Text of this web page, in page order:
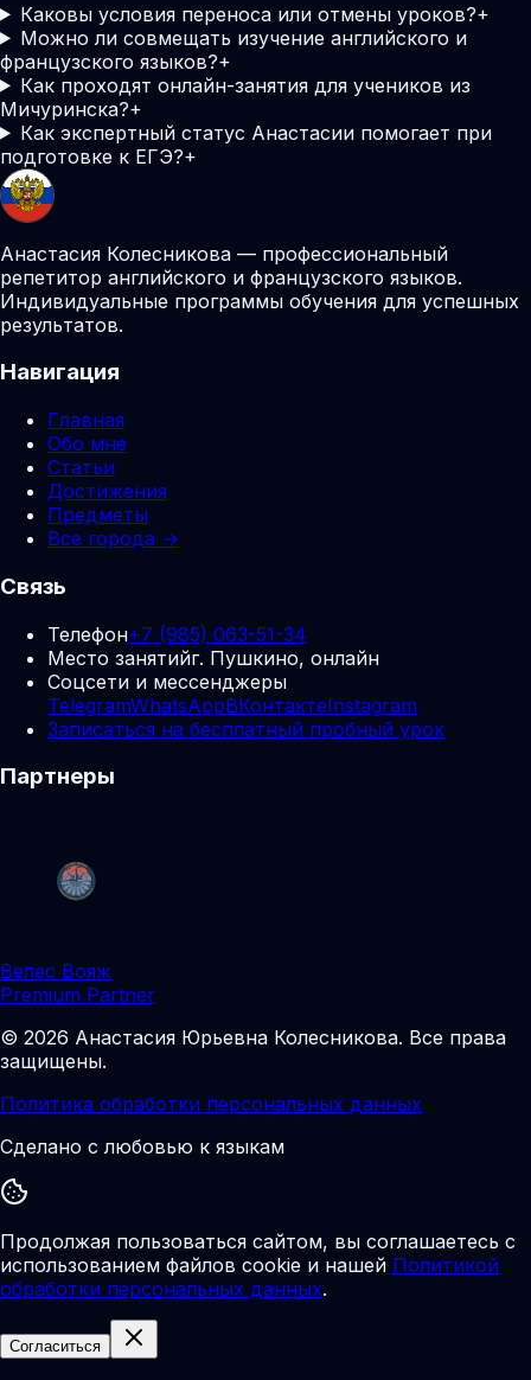
Каковы условия переноса или отмены уроков?+
Можно ли совмещать изучение английского и
французского языков?+
Как проходят онлайн-занятия для учеников из
Мичуринска?+
Как экспертный статус Анастасии помогает при
подготовке к ЕГЭ?+
Анастасия Колесникова — профессиональный
репетитор английского и французского языков.
Индивидуальные программы обучения для успешных
результатов.
Навигация
Главная
Обо мне
Статьи
Достижения
Предметы
Все города →
Связь
Телефон+7 (985) 063-51-34
Место занятийг. Пушкино, онлайн
Соцсети и мессенджеры
TelegramWhatsAppВКонтактеInstagram
Записаться на бесплатный пробный урок
Партнеры
Велес Вояж
Premium Partner
© 2026 Анастасия Юрьевна Колесникова. Все права
защищены.
Политика обработки персональных данных
Сделано с любовью к языкам
Продолжая пользоваться сайтом, вы соглашаетесь с
использованием файлов cookie и нашей Политикой
обработки персональных данных.
Согласиться